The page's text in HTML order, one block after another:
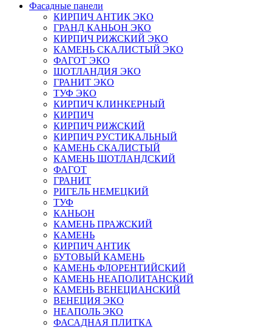
Фасадные панели
КИРПИЧ АНТИК ЭКО
ГРАНД КАНЬОН ЭКО
КИРПИЧ РИЖСКИЙ ЭКО
КАМЕНЬ СКАЛИСТЫЙ ЭКО
ФАГОТ ЭКО
ШОТЛАНДИЯ ЭКО
ГРАНИТ ЭКО
ТУФ ЭКО
КИРПИЧ КЛИНКЕРНЫЙ
КИРПИЧ
КИРПИЧ РИЖСКИЙ
КИРПИЧ РУСТИКАЛЬНЫЙ
КАМЕНЬ СКАЛИСТЫЙ
КАМЕНЬ ШОТЛАНДСКИЙ
ФАГОТ
ГРАНИТ
РИГЕЛЬ НЕМЕЦКИЙ
ТУФ
КАНЬОН
КАМЕНЬ ПРАЖСКИЙ
КАМЕНЬ
КИРПИЧ АНТИК
БУТОВЫЙ КАМЕНЬ
КАМЕНЬ ФЛОРЕНТИЙСКИЙ
КАМЕНЬ НЕАПОЛИТАНСКИЙ
КАМЕНЬ ВЕНЕЦИАНСКИЙ
ВЕНЕЦИЯ ЭКО
НЕАПОЛЬ ЭКО
ФАСАДНАЯ ПЛИТКА